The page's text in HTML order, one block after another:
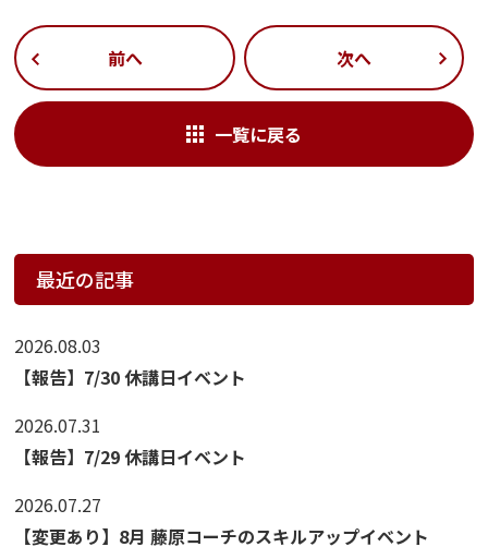
前へ
一覧に戻る
次へ
最近の記事
2026.08.03
【報告】7/30 休講日イベント
2026.07.31
【報告】7/29 休講日イベント
2026.07.27
【変更あり】8月 藤原コーチのスキルアップイベント